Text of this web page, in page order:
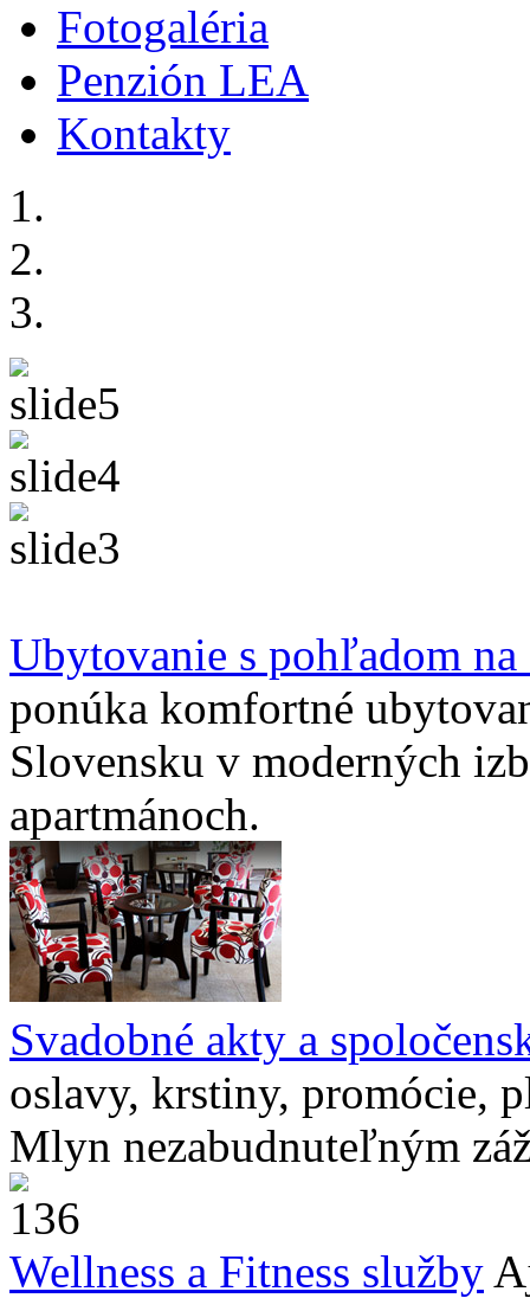
Fotogaléria
Penzión LEA
Kontakty
Ubytovanie s pohľadom
ponúka komfortné
Slovensku v moderných
apartmánoch.
Svadobné akty a
oslavy, krstiny, promócie,
Mlyn nezabudnuteľným
Wellness a Fitness služby